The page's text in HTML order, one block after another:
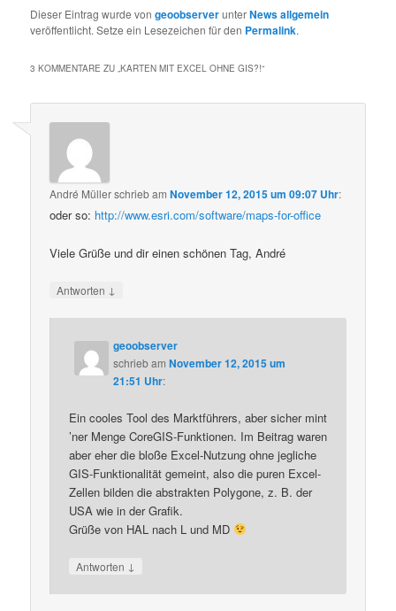
Dieser Eintrag wurde vongeoobserverunterNews allgemein
veröffentlicht. Setze ein Lesezeichen für den Permalink.
3 KOMMENTARE ZU „KARTEN MIT EXCEL OHNE GIS?!“
André MüllerschriebamNovember 12, 2015 um 09:07 Uhr:
oder so: http://www.esri.com/software/maps-for-office
Viele Grüße und dir einen schönen Tag, André
Antworten ↓
geoobserver
schriebamNovember 12, 2015 um
21:51 Uhr:
Ein cooles Tool des Marktführers, aber sicher mint
’ner Menge CoreGIS-Funktionen. Im Beitrag waren
aber eher die bloße Excel-Nutzung ohne jegliche
GIS-Funktionalität gemeint, also die puren Excel-
Zellen bilden die abstrakten Polygone, z. B. der
USA wie in der Grafik.
Grüße von HAL nach L und MD
Antworten ↓